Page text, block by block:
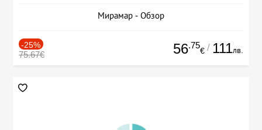
Мирамар - Обзор
-25%
75.67€ 56.75
€ / 111лв.